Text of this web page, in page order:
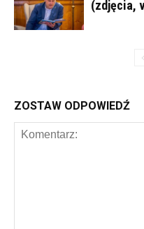
(zdjęcia,
ZOSTAW ODPOWIEDŹ